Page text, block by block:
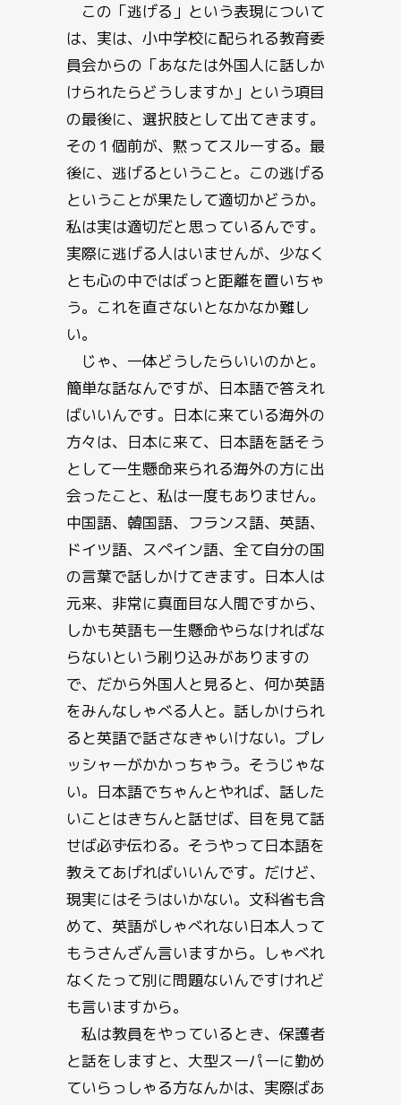
この「逃げる」という表現について
は、実は、小中学校に配られる教育委
員会からの「あなたは外国人に話しか
けられたらどうしますか」という項目
の最後に、選択肢として出てきます。
その１個前が、黙ってスルーする。最
後に、逃げるということ。この逃げる
ということが果たして適切かどうか。
私は実は適切だと思っているんです。
実際に逃げる人はいませんが、少なく
とも心の中ではばっと距離を置いちゃ
う。これを直さないとなかなか難し
い。
じゃ、一体どうしたらいいのかと。
簡単な話なんですが、日本語で答えれ
ばいいんです。日本に来ている海外の
方々は、日本に来て、日本語を話そう
として一生懸命来られる海外の方に出
会ったこと、私は一度もありません。
中国語、韓国語、フランス語、英語、
ドイツ語、スペイン語、全て自分の国
の言葉で話しかけてきます。日本人は
元来、非常に真面目な人間ですから、
しかも英語も一生懸命やらなければな
らないという刷り込みがありますの
で、だから外国人と見ると、何か英語
をみんなしゃべる人と。話しかけられ
ると英語で話さなきゃいけない。プレ
ッシャーがかかっちゃう。そうじゃな
い。日本語でちゃんとやれば、話した
いことはきちんと話せば、目を見て話
せば必ず伝わる。そうやって日本語を
教えてあげればいいんです。だけど、
現実にはそうはいかない。文科省も含
めて、英語がしゃべれない日本人って
もうさんざん言いますから。しゃべれ
なくたって別に問題ないんですけれど
も言いますから。
私は教員をやっているとき、保護者
と話をしますと、大型スーパーに勤め
ていらっしゃる方なんかは、実際ばあ